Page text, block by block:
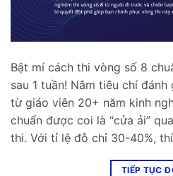
Bật mí cách thi vòng số 8
sau 1 tuần! Nắm tiêu chí
từ giáo viên 20+ năm kinh
chuẩn được coi là “cửa ải”
thi. Với tỉ lệ đỗ chỉ 30-40%,
TIẾP TỤC